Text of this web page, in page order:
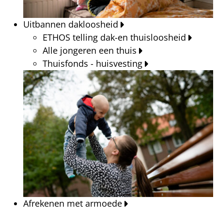
Uitbannen dakloosheid
ETHOS telling dak-en thuisloosheid
Alle jongeren een thuis
Thuisfonds - huisvesting
Afrekenen met armoede